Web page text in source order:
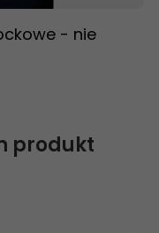
- nie
produkt